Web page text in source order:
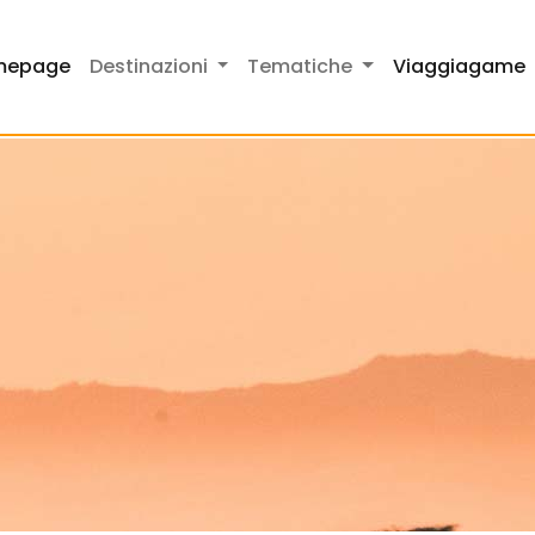
Destinazioni Tematiche Viaggiagame